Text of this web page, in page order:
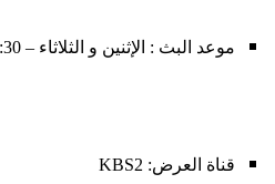
موعد البث : الإثنين و الثلاثاء – 21:30 بتوقيت كوريا الجنوبية
قناة العرض: KBS2